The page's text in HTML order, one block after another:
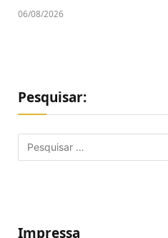
06/08/2026
Pesquisar:
Impressa